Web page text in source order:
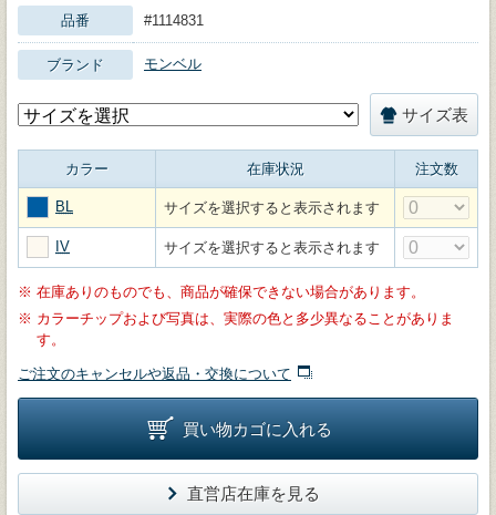
品番 #1114831
ブランド モンベル
サイズ表
カラー 在庫状況 注文数
BL サイズを選択すると表示されます
IV サイズを選択すると表示されます
※ 在庫ありのものでも、商品が確保できない場合があります。
※ カラーチップおよび写真は、実際の色と多少異なることがありま
す。
ご注文のキャンセルや返品・交換について
買い物カゴに入れる
直営店在庫を見る